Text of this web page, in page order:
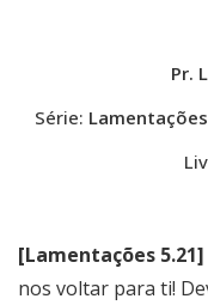
Pr.
Série:
[Lamentações 5.21]
nos voltar para ti!